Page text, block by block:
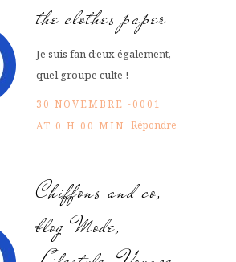
the clothes paper
Je suis fan d’eux également,
quel groupe culte !
30 NOVEMBRE -0001
AT 0 H 00 MIN Répondre
Chiffons and co,
blog Mode,